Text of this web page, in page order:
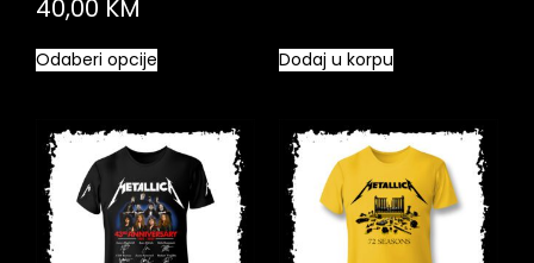
40,00 KM
Odaberi opcije Dodaj u korpu